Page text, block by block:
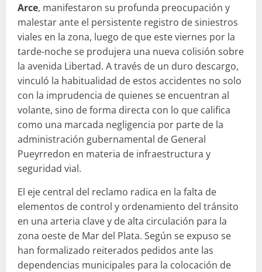
Arce, manifestaron su profunda preocupación y
malestar ante el persistente registro de siniestros
viales en la zona, luego de que este viernes por la
tarde-noche se produjera una nueva colisión sobre
la avenida Libertad. A través de un duro descargo,
vinculó la habitualidad de estos accidentes no solo
con la imprudencia de quienes se encuentran al
volante, sino de forma directa con lo que califica
como una marcada negligencia por parte de la
administración gubernamental de General
Pueyrredon en materia de infraestructura y
seguridad vial.
El eje central del reclamo radica en la falta de
elementos de control y ordenamiento del tránsito
en una arteria clave y de alta circulación para la
zona oeste de Mar del Plata. Según se expuso se
han formalizado reiterados pedidos ante las
dependencias municipales para la colocación de